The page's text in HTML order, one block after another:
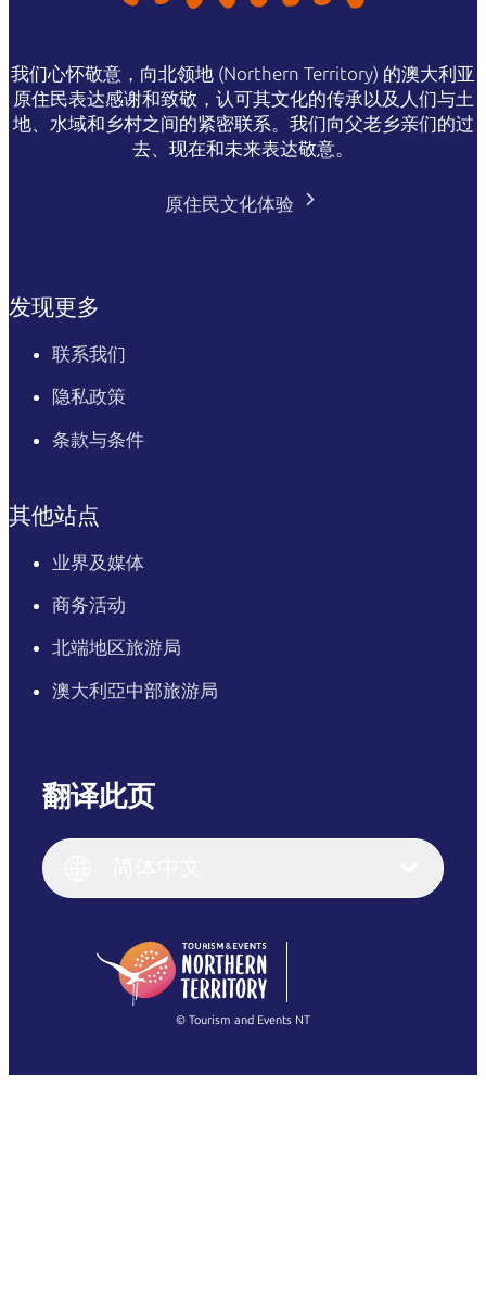
我们心怀敬意，向北领地 (Northern Territory) 的澳大利亚
原住民表达感谢和致敬，认可其文化的传承以及人们与土
地、水域和乡村之间的紧密联系。我们向父老乡亲们的过
去、现在和未来表达敬意。
原住民文化体验
发现更多
联系我们
隐私政策
条款与条件
其他站点
业界及媒体
商务活动
北端地区旅游局
澳大利亞中部旅游局
翻译此页
English
English (US)
English
(Singapore)
Français
繁體中文
© Tourism and Events NT